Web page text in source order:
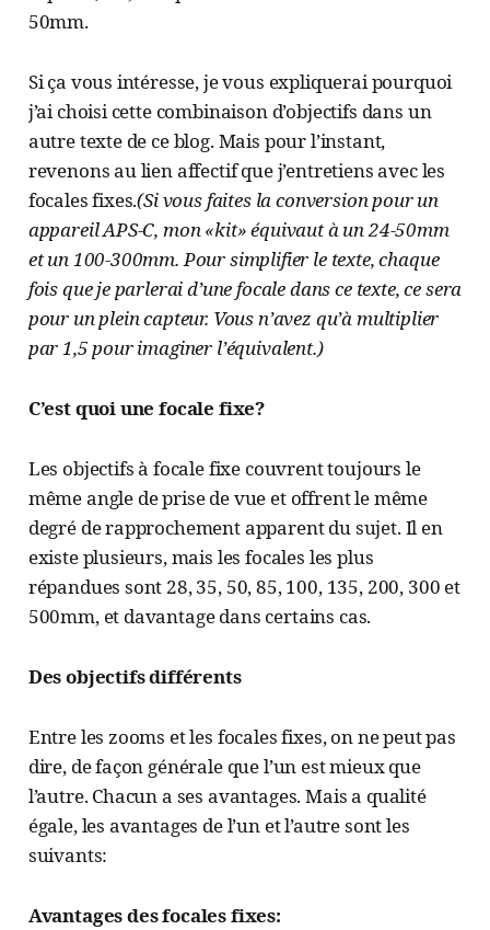
50mm.
Si ça vous intéresse, je vous expliquerai pourquoi
j’ai choisi cette combinaison d’objectifs dans un
autre texte de ce blog. Mais pour l’instant,
revenons au lien affectif que j’entretiens avec les
focales fixes.(Si vous faites la conversion pour un
appareil APS-C, mon «kit» équivaut à un 24-50mm
et un 100-300mm. Pour simplifier le texte, chaque
fois que je parlerai d’une focale dans ce texte, ce sera
pour un plein capteur. Vous n’avez qu’à multiplier
par 1,5 pour imaginer l’équivalent.)
C’est quoi une focale fixe?
Les objectifs à focale fixe couvrent toujours le
même angle de prise de vue et offrent le même
degré de rapprochement apparent du sujet. Il en
existe plusieurs, mais les focales les plus
répandues sont 28, 35, 50, 85, 100, 135, 200, 300 et
500mm, et davantage dans certains cas.
Des objectifs différents
Entre les zooms et les focales fixes, on ne peut pas
dire, de façon générale que l’un est mieux que
l’autre. Chacun a ses avantages. Mais a qualité
égale, les avantages de l’un et l’autre sont les
suivants:
Avantages des focales fixes: